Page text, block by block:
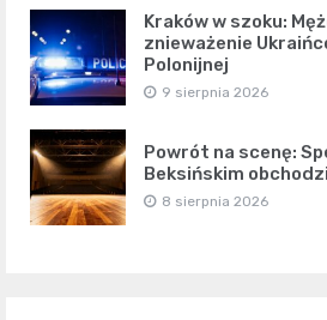
Kraków w szoku:
znieważenie
Polonijnej
9 sierpnia 2026
Powrót na scenę:
Beksińskim
8 sierpnia 2026